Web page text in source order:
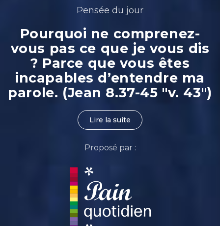
Pensée du jour
Pourquoi ne comprenez-
vous pas ce que je vous dis
? Parce que vous êtes
incapables d’entendre ma
parole. (Jean 8.37-45 "v. 43")
Lire la suite
Proposé par :